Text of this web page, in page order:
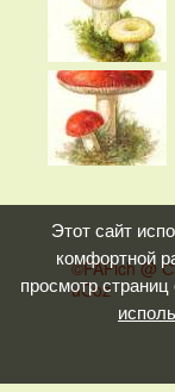
©PAPich @
uCoz
Этот сайт
комфортной
просмотр